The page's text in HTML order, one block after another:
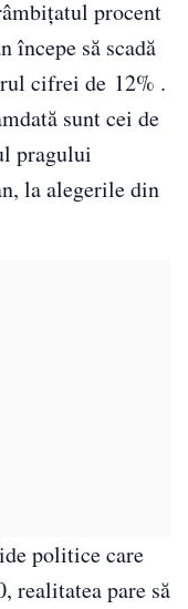
procent
începe să scadă
cifrei de 12% .
sunt cei de
pragului
la alegerile din
politice care
realitatea pare să